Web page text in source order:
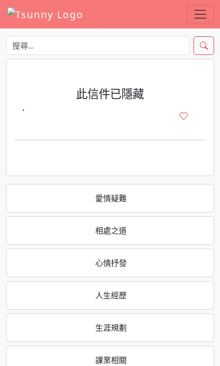
愛情疑難
相處之道
心情抒發
人生經歷
生涯規劃
課業相關
此信件已隱藏
·